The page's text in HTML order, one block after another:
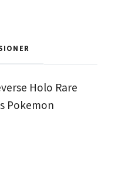
Holo Rare
Pokemon